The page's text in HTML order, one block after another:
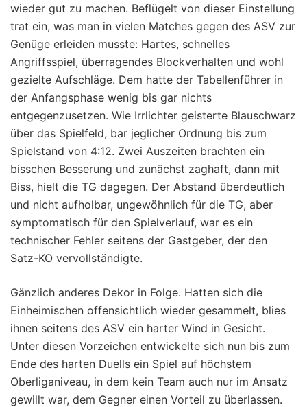
wieder gut zu machen. Beflügelt von dieser Einstellung
trat ein, was man in vielen Matches gegen des ASV zur
Genüge erleiden musste: Hartes, schnelles
Angriffsspiel, überragendes Blockverhalten und wohl
gezielte Aufschläge. Dem hatte der Tabellenführer in
der Anfangsphase wenig bis gar nichts
entgegenzusetzen. Wie Irrlichter geisterte Blauschwarz
über das Spielfeld, bar jeglicher Ordnung bis zum
Spielstand von 4:12. Zwei Auszeiten brachten ein
bisschen Besserung und zunächst zaghaft, dann mit
Biss, hielt die TG dagegen. Der Abstand überdeutlich
und nicht aufholbar, ungewöhnlich für die TG, aber
symptomatisch für den Spielverlauf, war es ein
technischer Fehler seitens der Gastgeber, der den
Satz-KO vervollständigte.
Gänzlich anderes Dekor in Folge. Hatten sich die
Einheimischen offensichtlich wieder gesammelt, blies
ihnen seitens des ASV ein harter Wind in Gesicht.
Unter diesen Vorzeichen entwickelte sich nun bis zum
Ende des harten Duells ein Spiel auf höchstem
Oberliganiveau, in dem kein Team auch nur im Ansatz
gewillt war, dem Gegner einen Vorteil zu überlassen.